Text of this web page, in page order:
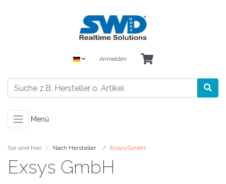
Anmelden
Menü
Sie sind hier: Nach Hersteller Exsys GmbH
Exsys GmbH